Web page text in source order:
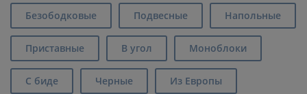
Безободковые Подвесные Напольные
Приставные В угол Моноблоки
С биде Черные Из Европы